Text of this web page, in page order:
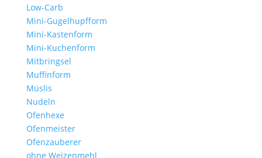
Low-Carb
Mini-Gugelhupfform
Mini-Kastenform
Mini-Kuchenform
Mitbringsel
Muffinform
Müslis
Nudeln
Ofenhexe
Ofenmeister
Ofenzauberer
ohne Weizenmehl